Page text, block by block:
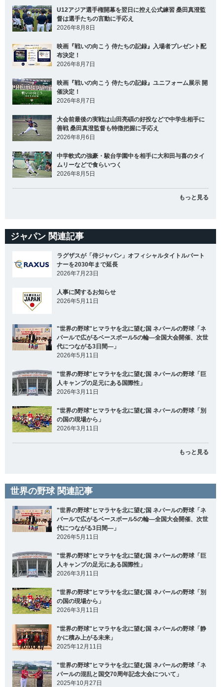
U12アジア選手権開幕を翌日に控え公式練習 桑田真澄監
督は選手たちの言動に手応え
2026年8月8日
映画『戦いの向こう 侍たちの記録』入場者プレゼント配
布決定！
2026年8月7日
映画『戦いの向こう 侍たちの記録』ユニフォーム展示 開
催決定！
2026年8月7日
大会前最後の実戦は山田亮碩の好投などで中学生相手に
善戦 桑田真澄監督も特徴把握に手応え
2026年8月6日
中学軟式の強豪・駿台学園中を相手に大和田与喜のタイ
ムリーなどで食らいつく
2026年8月5日
もっと見る
ジャパン 関連記事
ラグザスが「侍ジャパン」オフィシャルタイトルパート
ナーを2030年まで延長
2026年7月23日
人事に関するお知らせ
2026年5月11日
"世界の野球"ヒマラヤを北に望む国 ネパールの野球「ネ
パールで広がるベースボール5の輪―全国大会開催、次世
代につながる3日間―」
2026年5月11日
"世界の野球"ヒマラヤを北に望む国 ネパールの野球「巨
人キャンプの足元にある国際性」
2026年3月11日
"世界の野球"ヒマラヤを北に望む国 ネパールの野球「別
の国の現場から」
2026年3月11日
もっと見る
世界の野球 関連記事
"世界の野球"ヒマラヤを北に望む国 ネパールの野球「ネ
パールで広がるベースボール5の輪―全国大会開催、次世
代につながる3日間―」
2026年5月11日
"世界の野球"ヒマラヤを北に望む国 ネパールの野球「巨
人キャンプの足元にある国際性」
2026年3月11日
"世界の野球"ヒマラヤを北に望む国 ネパールの野球「別
の国の現場から」
2026年3月11日
"世界の野球"ヒマラヤを北に望む国 ネパールの野球「静
かに積み上がる未来」
2025年12月11日
"世界の野球"ヒマラヤを北に望む国 ネパールの野球「ネ
パールの混乱と国交70周年記念大会について」
2025年10月27日